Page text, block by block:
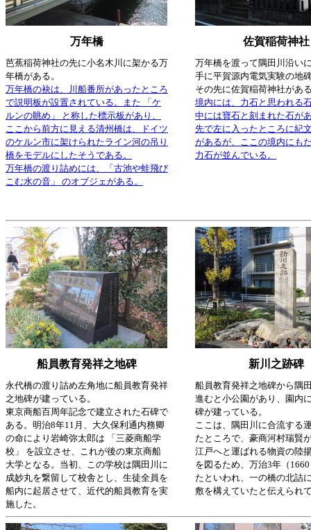
万年橋 佐賀稲荷神社
芭蕉稲荷神社の先に小名木川に架かる万
年橋がある。
万年橋の袂は、川船番所があったところ
で説明板が設置されている。また 「ケ
ルンの眺め」 と称した標示板があり、
ここから前方に見える清州橋は、ドイツ
のケルン市に架けられたライン河の吊り
橋をモデルにしたそうである。
万年橋の渡り詰めには、「古池や蛙飛び
こむ水の音」 のオブジェがある。
万年橋を渡って隅田川沿い
手に平賀源内電気実験の地
その先に佐賀稲荷神社があ
境内には、力石と思われる
中には寶石と刻まれた石が
先で左に入ったところに紀
があるが、ここの境内にも
力石が並んでいる。
船員教育発祥之地碑 新川之跡碑
永代橋の渡り詰め左角地に船員教育発祥
之地碑が建っている。
東京商船百周年記念で建立された石碑で
ある。明治8年11月、大久保利通内務卿
の命により岩崎弥太郎は 「三菱商船学
校」 を設立させ、これが後の東京商船
大学となる。当初、この学校は隅田川に
成妙丸を繋留して校舎とし、生徒全員を
船内に起居させて、近代的船員教育を実
施した。
船員教育発祥之地碑から隅
進むと小公園があり、園内
碑が建っている。
ここは、隅田川に合流する
たところで、豪商河村瑞賢
江戸へと運ばれる物資の陸
を図るため、万治3年（
たといわれ、一の橋の北詰
敷を構えていたと伝えられ